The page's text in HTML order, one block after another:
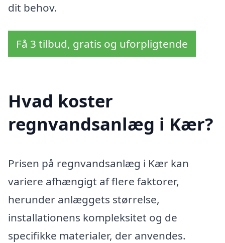
dit behov.
Få 3 tilbud, gratis og uforpligtende
Hvad koster
regnvandsanlæg i Kær?
Prisen på regnvandsanlæg i Kær kan
variere afhængigt af flere faktorer,
herunder anlæggets størrelse,
installationens kompleksitet og de
specifikke materialer, der anvendes.